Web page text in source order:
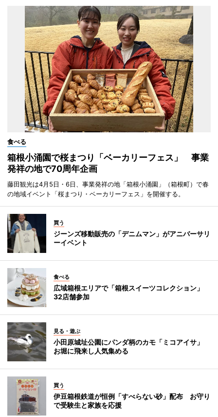
食べる
箱根小涌園で桜まつり「ベーカリーフェス」 事業
発祥の地で70周年企画
藤田観光は4月5日・6日、事業発祥の地「箱根小涌園」（箱根町）で春
の地域イベント「桜まつり・ベーカリーフェス」を開催する。
買う
ジーンズ移動販売の「デニムマン」がアニバーサリ
ーイベント
食べる
広域箱根エリアで「箱根スイーツコレクション」
32店舗参加
見る・遊ぶ
小田原城址公園にパンダ柄のカモ「ミコアイサ」
お堀に飛来し人気集める
買う
伊豆箱根鉄道が恒例「すべらない砂」配布 お守り
で受験生と家族を応援